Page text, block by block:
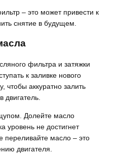
– это может привести к
снятие в будущем.
фильтра и затяжки
к заливке нового
чтобы аккуратно залить
Долейте масло
уровень не достигнет
переливайте масло – это
двигателя.